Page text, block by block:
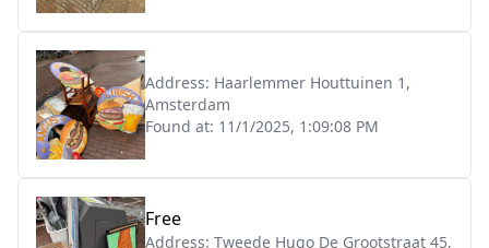
Address: Haarlemmer Houttuinen 1,
Amsterdam
Found at: 11/1/2025, 1:09:08 PM
Free
Address: Tweede Hugo De Grootstraat 45,